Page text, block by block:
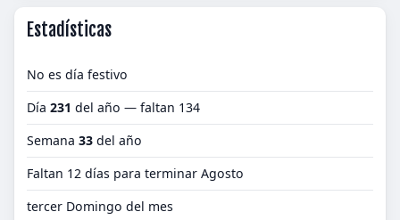
Estadísticas
No es día festivo
Día 231 del año — faltan 134
Semana 33 del año
Faltan 12 días para terminar Agosto
tercer Domingo del mes